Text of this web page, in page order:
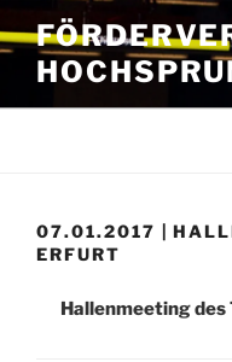
Inhalt
springen
07.01.2017 |
ERFURT
Hallenmeeting